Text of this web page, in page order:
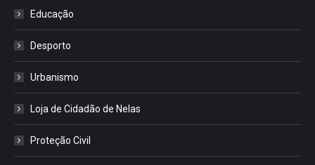
Educação
Desporto
Urbanismo
Loja de Cidadão de Nelas
Proteção Civil